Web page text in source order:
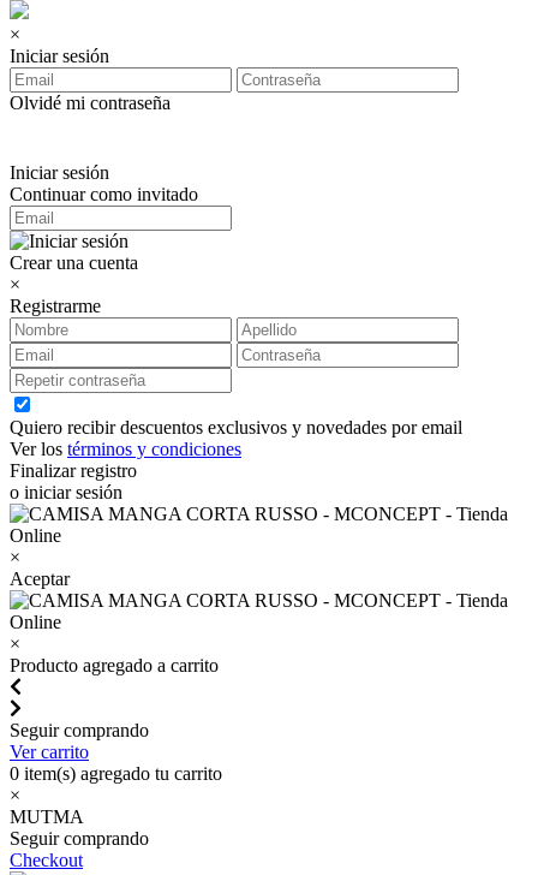
×
Iniciar sesión
Olvidé mi contraseña
Iniciar sesión
Continuar como invitado
Crear una cuenta
×
Registrarme
Quiero recibir descuentos exclusivos y novedades por email
Ver los términos y condiciones
Finalizar registro
o iniciar sesión
×
Aceptar
×
Producto agregado a carrito
Seguir comprando
Ver carrito
0 item(s) agregado tu carrito
×
MUTMA
Seguir comprando
Checkout